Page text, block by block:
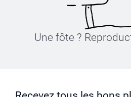
Une fôte ?